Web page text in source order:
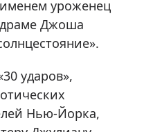
уроженец
Джоша
ударов»,
Нью-Йорка,